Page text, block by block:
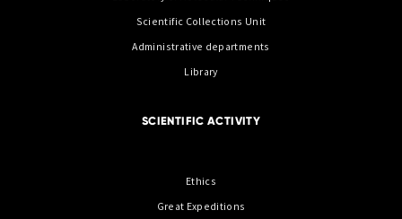
Scientific Collections Unit
Administrative departments
Library
SCIENTIFIC ACTIVITY
Ethics
Great Expeditions